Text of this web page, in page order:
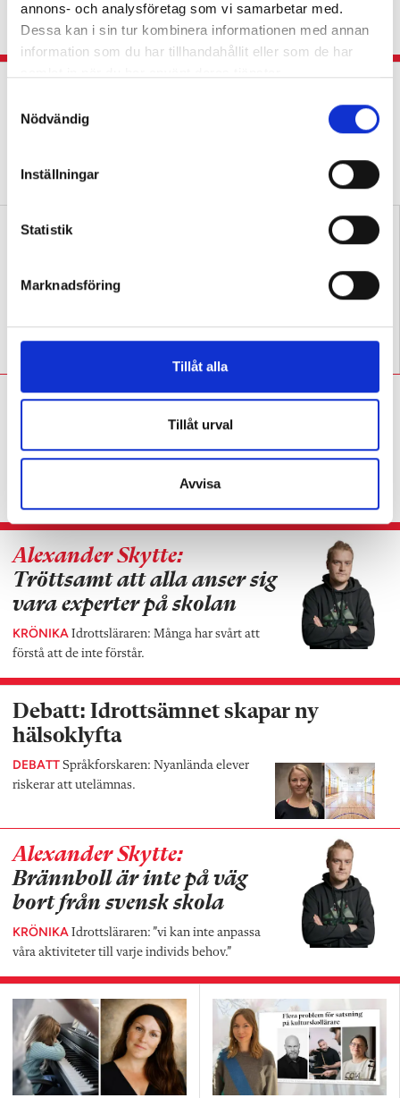
annons- och analysföretag som vi samarbetar med.
Dessa kan i sin tur kombinera informationen med annan
information som du har tillhandahållit eller som de har
c
Nödvändig
Inställningar
Statistik
Marknadsföring
Tillåt alla
Tillåt urval
Avvisa
KRÖNIKASlöjdläraren: ”Finns inga genvägar,
varje lektion räknas.”
konflikter
Bör praktisk-estetiska
Fördjupning lyfter elever i
Alexander Skytte:Lärarens
skådespel är extremt
effektivt
Idrottsläraren: Varför gör jag inte
Alexander Skytte:
Tröttsamt att alla anser sig
vara experter på skolan
KRÖNIKA Idrottsläraren: Många har svårt att
förstå att de inte förstår.
Debatt: Idrottsämnet skapar ny
hälsoklyfta
DEBATT Språkforskaren: Nyanlända elever
riskerar att utelämnas.
Alexander Skytte:
Brännboll är inte på väg
bort från svensk skola
KRÖNIKA Idrottsläraren: ”vi kan inte anpassa
våra aktiviteter till varje individs behov.”